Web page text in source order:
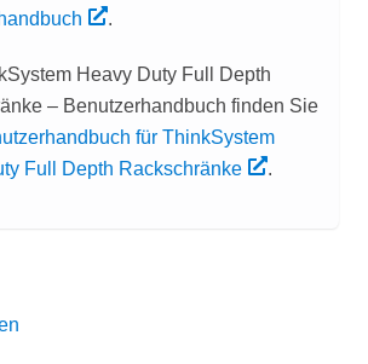
.
Heavy Duty Full Depth
– Benutzerhandbuch finden Sie
für ThinkSystem
Full Depth Rackschränke
.